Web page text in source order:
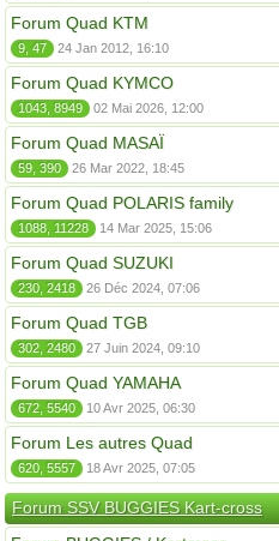
Forum Quad KTM
9, 47 24 Jan 2012, 16:10
Forum Quad KYMCO
1043, 8949 02 Mai 2026, 12:00
Forum Quad MASAÏ
59, 390 26 Mar 2022, 18:45
Forum Quad POLARIS family
1088, 11228 14 Mar 2025, 15:06
Forum Quad SUZUKI
230, 2418 26 Déc 2024, 07:06
Forum Quad TGB
302, 2480 27 Juin 2024, 09:10
Forum Quad YAMAHA
672, 5540 10 Avr 2025, 06:30
Forum Les autres Quad
620, 5557 18 Avr 2025, 07:05
Forum SSV BUGGIES Kart-cross